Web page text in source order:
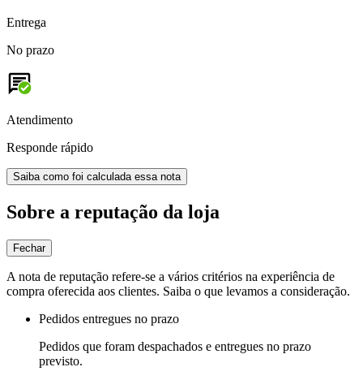
Entrega
No prazo
Atendimento
Responde rápido
Saiba como foi calculada essa nota
Sobre a reputação da loja
Fechar
A nota de reputação refere-se a vários critérios na experiência de
compra oferecida aos clientes. Saiba o que levamos a consideração.
Pedidos entregues no prazo
Pedidos que foram despachados e entregues no prazo
previsto.